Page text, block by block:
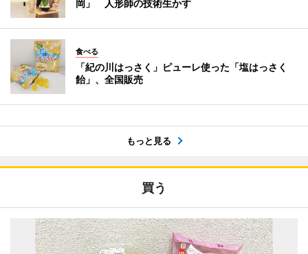
岡」 人形師の技術生かす
食べる
「紀の川はっさく」ピューレ使った「塩はっさく
飴」、全国販売
もっと見る
買う